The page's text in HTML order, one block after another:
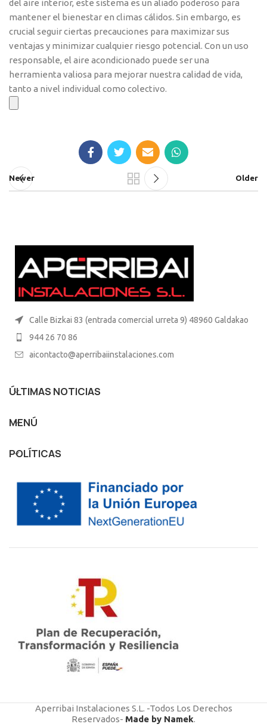
del aire interior, este sistema es un aliado poderoso para
mantener el bienestar en climas cálidos. Sin embargo, es
crucial seguir ciertas precauciones para maximizar sus
ventajas y minimizar cualquier riesgo potencial. Con un uso
responsable, el aire acondicionado puede ser una
herramienta valiosa para mejorar nuestra calidad de vida,
tanto a nivel individual como colectivo.
Newer Older
Calle Bizkai 83 (entrada comercial urreta 9) 48960 Galdakao
944 26 70 86
aicontacto@aperribaiinstalaciones.com
ÚLTIMAS NOTICIAS
MENÚ
POLÍTICAS
Aperribai Instalaciones S.L. -Todos Los Derechos
Reservados- Made by Namek.